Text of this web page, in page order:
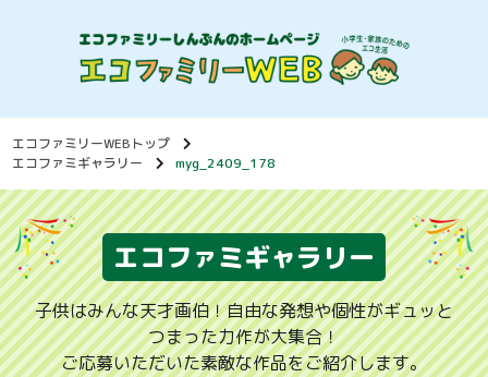
エコファミリーWEBトップ
エコファミギャラリー
myg_2409_178
エコファミギャラリー
子供はみんな天才画伯！自由な発想や個性がギュッと
つまった力作が大集合！
ご応募いただいた素敵な作品をご紹介します。